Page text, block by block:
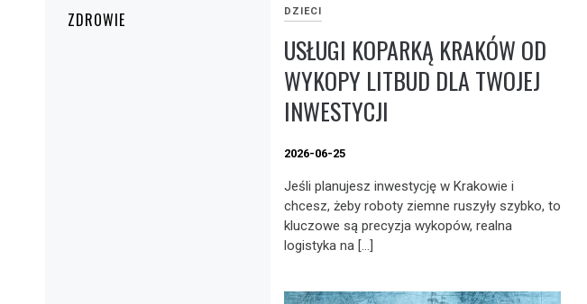
ZDROWIE DZIECI
USŁUGI KOPARKĄ KRAKÓW OD
WYKOPY LITBUD DLA TWOJEJ
INWESTYCJI
2026-06-25
Jeśli planujesz inwestycję w Krakowie i
chcesz, żeby roboty ziemne ruszyły szybko, to
kluczowe są precyzja wykopów, realna
logistyka na […]